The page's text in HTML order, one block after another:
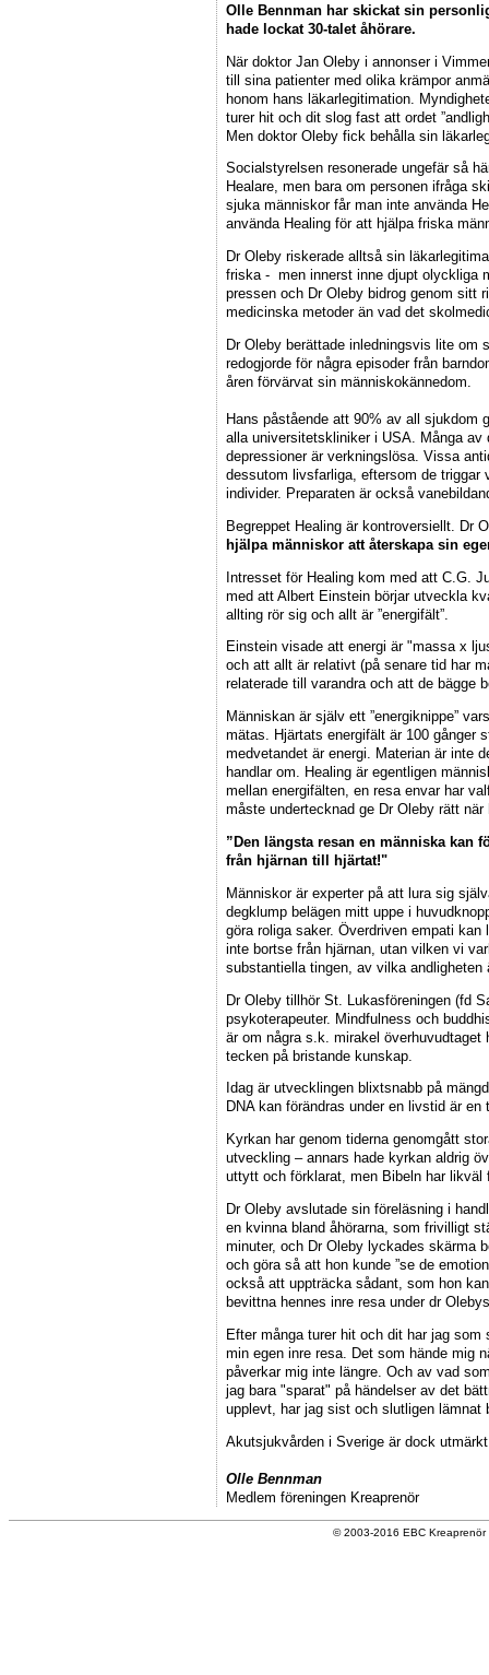
Olle Bennman har skickat sin
hade lockat 30-talet åhörare.
När doktor Jan Oleby i annonser i
till sina patienter med olika krämpor
honom hans läkarlegitimation.
turer hit och dit slog fast att ordet
Men doktor Oleby fick behålla sin
Socialstyrelsen resonerade ungefär så
Healare, men bara om personen ifråga
sjuka människor får man inte använda
använda Healing för att hjälpa friska
Dr Oleby riskerade alltså sin
friska - men innerst inne djupt olyckliga
pressen och Dr Oleby bidrog genom sitt
medicinska metoder än vad det
Dr Oleby berättade inledningsvis lite
redogjorde för några episoder från
åren förvärvat sin människokännedom.
Hans påstående att 90% av all
alla universitetskliniker i USA. Många
depressioner är verkningslösa. Vissa
dessutom livsfarliga, eftersom de triggar
individer. Preparaten är också
Begreppet Healing är kontroversiellt. Dr
hjälpa människor att återskapa sin
Intresset för Healing kom med att C.G.
med att Albert Einstein börjar utveckla
allting rör sig och allt är ”energifält”.
Einstein visade att energi är "massa x
och att allt är relativt (på senare tid har
relaterade till varandra och att de bägge
Människan är själv ett ”energiknippe”
mätas. Hjärtats energifält är 100 gånger
medvetandet är energi. Materian är inte
handlar om. Healing är egentligen
mellan energifälten, en resa envar har
måste undertecknad ge Dr Oleby rätt när
”Den längsta resan en människa kan
från hjärnan till hjärtat!"
Människor är experter på att lura sig
degklump belägen mitt uppe i
göra roliga saker. Överdriven empati
inte bortse från hjärnan, utan vilken vi
substantiella tingen, av vilka
Dr Oleby tillhör St. Lukasföreningen (fd
psykoterapeuter. Mindfulness och
är om några s.k. mirakel överhuvudtaget
tecken på bristande kunskap.
Idag är utvecklingen blixtsnabb på
DNA kan förändras under en livstid är
Kyrkan har genom tiderna genomgått
utveckling – annars hade kyrkan aldrig
uttytt och förklarat, men Bibeln har
Dr Oleby avslutade sin föreläsning i
en kvinna bland åhörarna, som frivilligt
minuter, och Dr Oleby lyckades skärma
och göra så att hon kunde ”se de
också att uppträcka sådant, som hon
bevittna hennes inre resa under dr
Efter många turer hit och dit har jag
min egen inre resa. Det som hände mig
påverkar mig inte längre. Och av vad
jag bara "sparat" på händelser av det
upplevt, har jag sist och slutligen lämnat
Akutsjukvården i Sverige är dock
Olle Bennman
Medlem föreningen Kreaprenör
© 2003-2016 EBC Kreaprenör